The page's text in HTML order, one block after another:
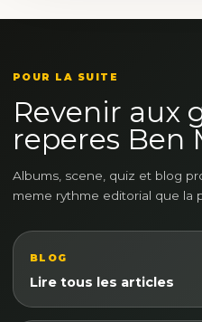
POUR LA SUITE
Revenir aux
reperes Ben
Albums, scene, quiz et blog
meme rythme editorial que la
BLOG
Lire tous les articles